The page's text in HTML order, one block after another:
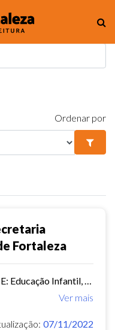
Ordenar por
Fortaleza
Ver mais
07/11/2022